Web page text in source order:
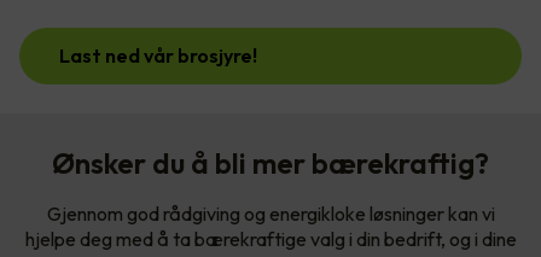
Last ned vår brosjyre!
Ønsker du å bli mer bærekraftig?
Gjennom god rådgiving og energikloke løsninger kan vi
hjelpe deg med å ta bærekraftige valg i din bedrift, og i dine